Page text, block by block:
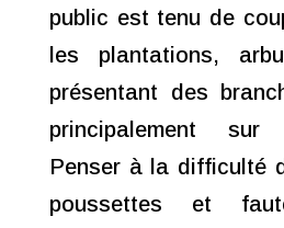
public est tenu de
les plantations,
présentant des
principalement
Penser à la difficulté
poussettes et